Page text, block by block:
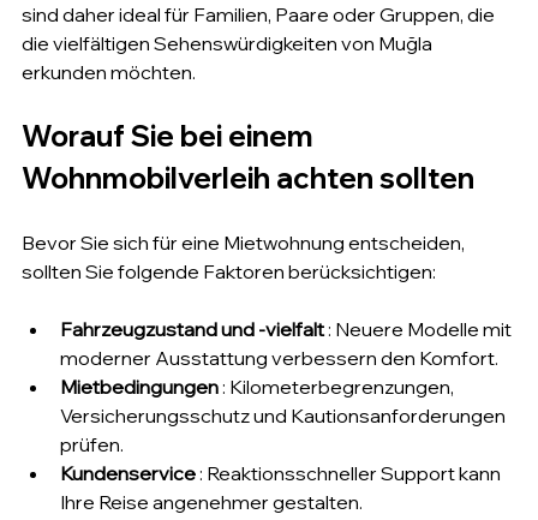
sind daher ideal für Familien, Paare oder Gruppen, die
die vielfältigen Sehenswürdigkeiten von Muğla
erkunden möchten.
Worauf Sie bei einem
Wohnmobilverleih achten sollten
Bevor Sie sich für eine Mietwohnung entscheiden,
sollten Sie folgende Faktoren berücksichtigen:
Fahrzeugzustand und -vielfalt : Neuere Modelle mit
moderner Ausstattung verbessern den Komfort.
Mietbedingungen : Kilometerbegrenzungen,
Versicherungsschutz und Kautionsanforderungen
prüfen.
Kundenservice : Reaktionsschneller Support kann
Ihre Reise angenehmer gestalten.